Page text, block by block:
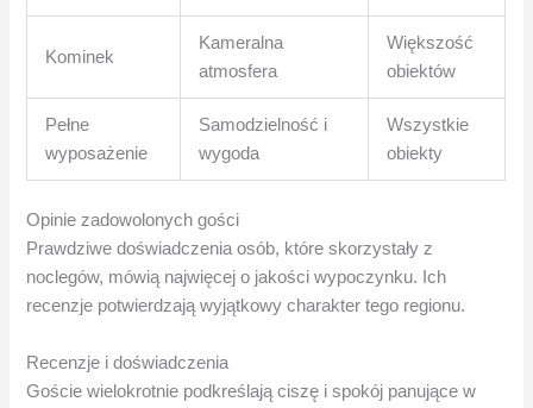
Kominek
Kameralna
atmosfera
Większość
obiektów
Pełne
wyposażenie
Samodzielność i
wygoda
Wszystkie
obiekty
Opinie zadowolonych gości
Prawdziwe doświadczenia osób, które skorzystały z
noclegów, mówią najwięcej o jakości wypoczynku. Ich
recenzje potwierdzają wyjątkowy charakter tego regionu.
Recenzje i doświadczenia
Goście wielokrotnie podkreślają ciszę i spokój panujące w